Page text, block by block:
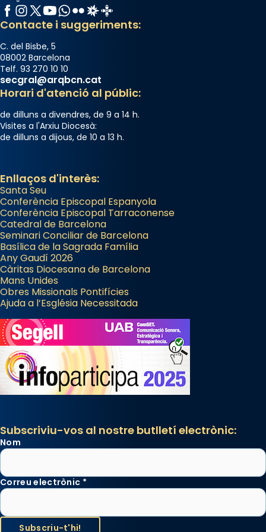
Facebook
Instagram
X / Twitter
YouTube
WhatsApp
FlickrRadio Estel
Catalunya Cristiana
Contacte i suggeriments:
C. del Bisbe, 5
08002 Barcelona
Telf. 93 270 10 10
secgral@arqbcn.cat
Horari d'atenció al públic:
de dilluns a divendres, de 9 a 14 h.
Visites a l'Arxiu Diocesà:
de dilluns a dijous, de 10 a 13 h.
Enllaços d'interès:
Santa Seu
Conferència Episcopal Espanyola
Conferència Episcopal Tarraconense
Catedral de Barcelona
Seminari Conciliar de Barcelona
Basílica de la Sagrada Família
Any Gaudí 2026
Càritas Diocesana de Barcelona
Mans Unides
Obres Missionals Pontifícies
Ajuda a l’Església Necessitada
Subscriviu-vos al nostre butlletí electrònic:
Nom
Correu electrònic *